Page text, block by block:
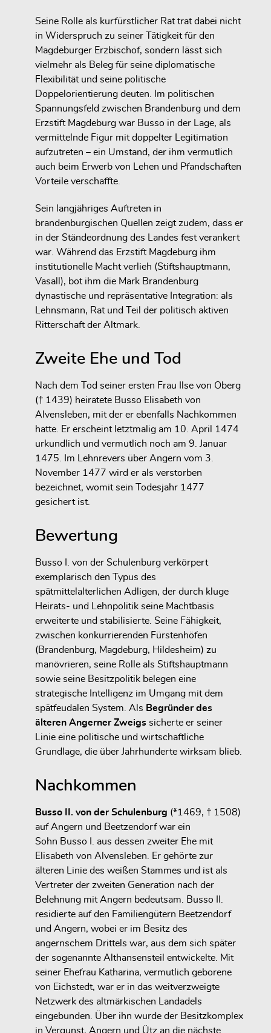
Seine Rolle als kurfürstlicher Rat trat dabei nicht
in Widerspruch zu seiner Tätigkeit für den
Magdeburger Erzbischof, sondern lässt sich
vielmehr als Beleg für seine diplomatische
Flexibilität und seine politische
Doppelorientierung deuten. Im politischen
Spannungsfeld zwischen Brandenburg und dem
Erzstift Magdeburg war Busso in der Lage, als
vermittelnde Figur mit doppelter Legitimation
aufzutreten – ein Umstand, der ihm vermutlich
auch beim Erwerb von Lehen und Pfandschaften
Vorteile verschaffte.
Sein langjähriges Auftreten in
brandenburgischen Quellen zeigt zudem, dass er
in der Ständeordnung des Landes fest verankert
war . Während das Erzstift Magdeburg ihm
institutionelle Macht verlieh (Stiftshauptmann,
Vasall), bot ihm die Mark Brandenburg
dynastische und repräsentative Integration: als
Lehnsmann, Rat und Teil der politisch aktiven
Ritterschaft der Altmark.
Zweite Ehe und Tod
Nach dem Tod seiner ersten Frau Ilse von Oberg
(† 1439) heiratete Busso Elisabeth von
Alvensleben, mit der er ebenfalls Nachkommen
hatte. Er erscheint letztmalig am 10. April 1474
urkundlich und vermutlich noch am 9. Januar
1475 . Im
Lehnrevers über Angern vom 3.
November 1477 wird er als verstorben
bezeichnet, womit sein
Todesjahr 1477
gesichert ist.
Bewertung
Busso I. von der Schulenburg verkörpert
exemplarisch den Typus des
spätmittelalterlichen Adligen, der durch kluge
Heirats- und Lehnpolitik seine Machtbasis
erweiterte und stabilisierte. Seine Fähigkeit,
zwischen konkurrierenden Fürstenhöfen
(Brandenburg, Magdeburg, Hildesheim) zu
manövrieren, seine Rolle als Stiftshauptmann
sowie seine Besitzpolitik belegen eine
strategische Intelligenz im Umgang mit dem
spätfeudalen System. Als Begründer des
älteren Angerner Zweigs sicherte er seiner
Linie eine politische und wirtschaftliche
Grundlage, die über Jahrhunderte wirksam blieb.
Nachkommen
Busso II. von der Schulenburg (*1469, † 1508)
auf Angern und Beetzendorf war ein
Sohn Busso I. aus dessen zweiter Ehe mit
Elisabeth von Alvensleben . Er gehörte zur
älteren Linie des weißen Stammes und ist als
Vertreter der zweiten Generation nach der
Belehnung mit Angern bedeutsam. Busso II.
residierte auf den Familiengütern Beetzendorf
und Angern, wobei er im Besitz des
angernschem Drittels war, aus dem sich später
der sogenannte Althansensteil entwickelte. Mit
seiner Ehefrau Katharina, vermutlich geborene
von Eichstedt, war er in das weitverzweigte
Netzwerk des altmärkischen Landadels
eingebunden. Über ihn wurde der Besitzkomplex
in Vergunst, Angern und Ütz an die nächste